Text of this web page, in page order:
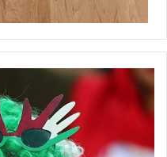
با فوتبالز همراه شوید◾️فوتبالز
◾️
footballs.women@
برچسب ها سوپرلیگ فوتسال